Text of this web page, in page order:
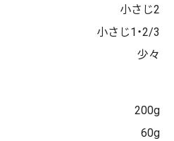
小さじ2
小さじ1・2/3
少々
200g
60g